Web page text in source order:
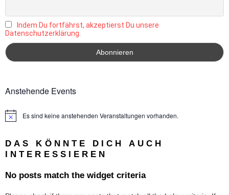
Indem Du fortfährst, akzeptierst Du unsere
Datenschutzerklärung.
Anstehende Events
HinweisEs sind keine anstehenden Veranstaltungen vorhanden.
DAS KÖNNTE DICH AUCH
INTERESSIEREN
No posts match the widget criteria